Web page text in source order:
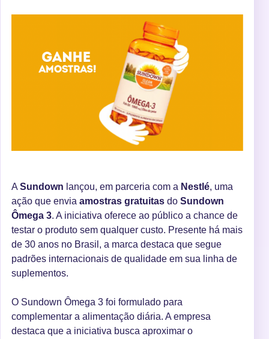
A Sundown lançou, em parceria com a Nestlé, uma
ação que envia amostras gratuitas do Sundown
Ômega 3. A iniciativa oferece ao público a chance de
testar o produto sem qualquer custo. Presente há mais
de 30 anos no Brasil, a marca destaca que segue
padrões internacionais de qualidade em sua linha de
suplementos.
O Sundown Ômega 3 foi formulado para
complementar a alimentação diária. A empresa
destaca que a iniciativa busca aproximar o